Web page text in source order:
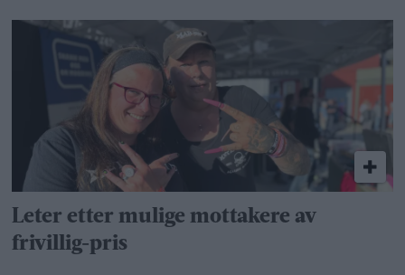
Leter etter mulige mottakere av
frivillig-pris